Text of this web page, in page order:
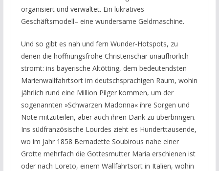
organisiert und verwaltet. Ein lukratives
Geschäftsmodell– eine wundersame Geldmaschine.
Und so gibt es nah und fern Wunder-Hotspots, zu
denen die hoffnungsfrohe Christenschar unaufhörlich
strömt: ins bayerische Altötting, dem bedeutendsten
Marienwallfahrtsort im deutschsprachigen Raum, wohin
jährlich rund eine Million Pilger kommen, um der
sogenannten »Schwarzen Madonna« ihre Sorgen und
Nöte mitzuteilen, aber auch ihren Dank zu überbringen.
Ins südfranzösische Lourdes zieht es Hunderttausende,
wo im Jahr 1858 Bernadette Soubirous nahe einer
Grotte mehrfach die Gottesmutter Maria erschienen ist
oder nach Loreto, einem Wallfahrtsort in Italien, wohin